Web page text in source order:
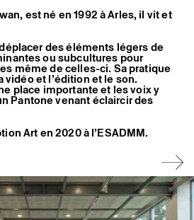
et artistes associé·es
est né en 1992 à Arles, il vit et
des éléments légers de
ou subcultures pour
même de celles-ci. Sa pratique
vidéo et l’édition et le son.
place importante et les voix y
Pantone venant éclaircir des
Art en 2020 à l’ESADMM.